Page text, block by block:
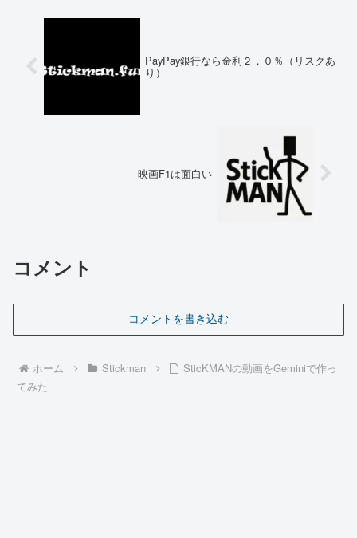
PayPay銀行なら金利２．０％（リスクあ
り）
映画F1は面白い
コメント
コメントを書き込む
ホーム Stickman
SticKMANの動画をGeminiで作っ
てみた